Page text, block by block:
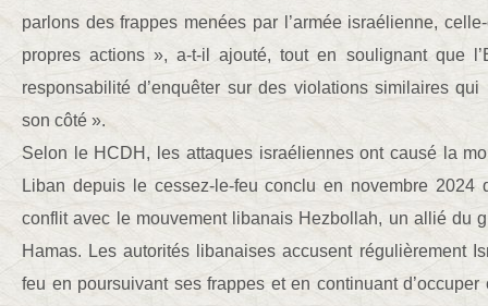
parlons des frappes menées par l’armée israélienne,
propres actions », a-t-il ajouté, tout en soulignant que
responsabilité d’enquêter sur des violations similaires
son côté ».
Selon le HCDH, les attaques israéliennes ont causé la
Liban depuis le cessez-le-feu conclu en novembre
conflit avec le mouvement libanais Hezbollah, un allié du
Hamas. Les autorités libanaises accusent régulièrement
feu en poursuivant ses frappes et en continuant